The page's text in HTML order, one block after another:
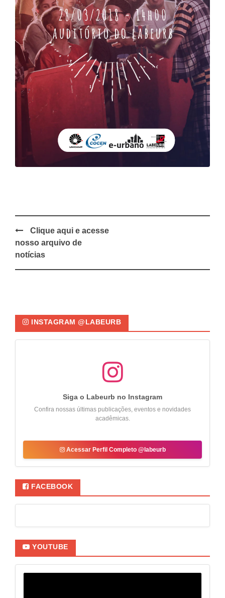
Post
navigation
Clique aqui e acesse
nosso arquivo de
notícias
INSTAGRAM @LABEURB
Siga o Labeurb no Instagram
Confira nossas últimas publicações, eventos e novidades
acadêmicas.
Acessar Perfil Completo @labeurb
FACEBOOK
YOUTUBE